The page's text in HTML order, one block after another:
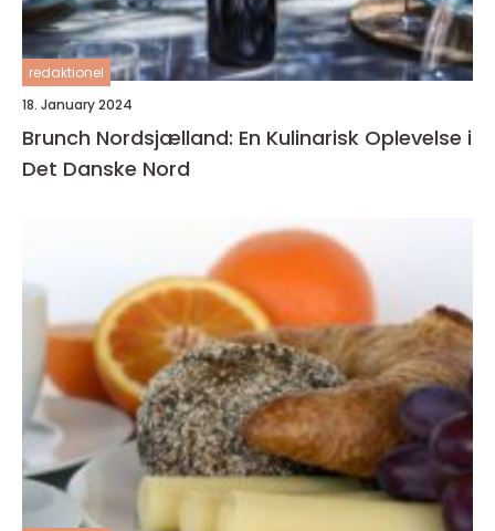
redaktionel
18. January 2024
Brunch Nordsjælland: En Kulinarisk Oplevelse i
Det Danske Nord